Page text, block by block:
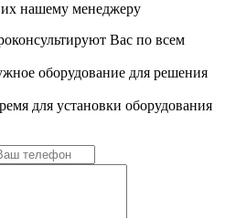
их нашему менеджеру
Вас по всем
оборудование для решения
для установки оборудования